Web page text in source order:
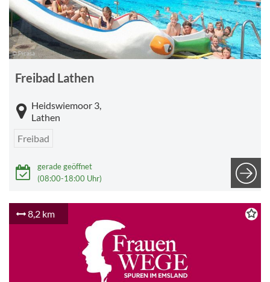
© Picasa
Freibad Lathen
Heidswiemoor 3,
Lathen
Freibad
gerade geöffnet
(08:00-18:00 Uhr)
8,2 km